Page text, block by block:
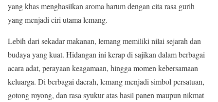
yang khas menghasilkan aroma harum dengan cita rasa gurih
yang menjadi ciri utama lemang.
Lebih dari sekadar makanan, lemang memiliki nilai sejarah dan
budaya yang kuat. Hidangan ini kerap di sajikan dalam berbagai
acara adat, perayaan keagamaan, hingga momen kebersamaan
keluarga. Di berbagai daerah, lemang menjadi simbol persatuan,
gotong royong, dan rasa syukur atas hasil panen maupun nikmat